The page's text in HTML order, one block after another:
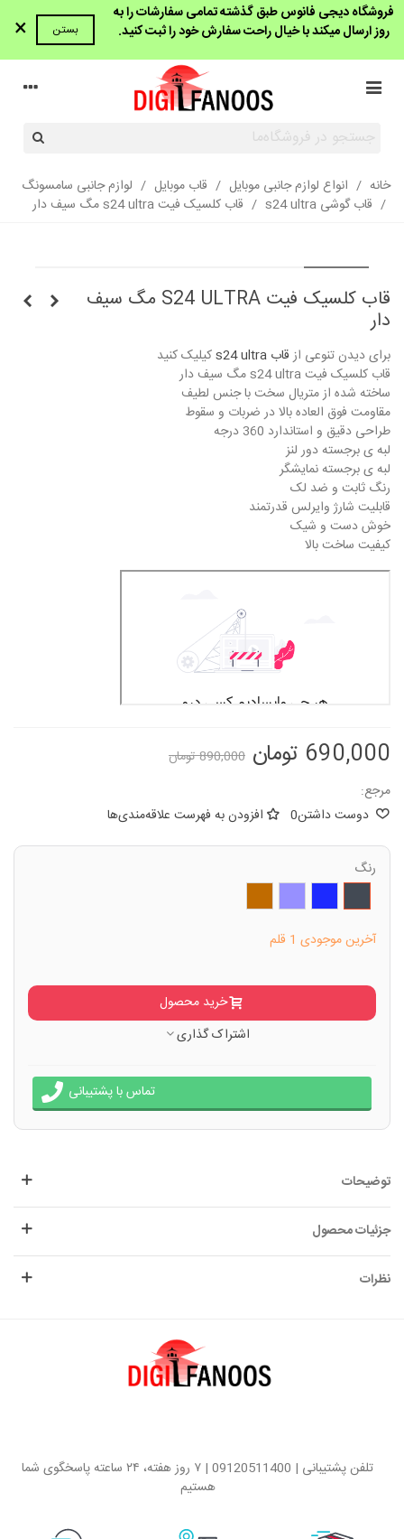
فروشگاه دیجی فانوس طبق گذشته تمامی سفارشات را به
روز ارسال میکند با خیال راحت سفارش خود را ثبت کنید.
بستن ×
خانه / انواع لوازم جانبی موبایل / قاب موبایل / لوازم جانبی سامسونگ
/ قاب گوشی s24 ultra / قاب کلسیک فیت s24 ultra مگ سیف دار
قاب کلسیک فیت S24 ULTRA مگ سیف
دار
برای دیدن تنوعی ازقاب s24 ultra
کیلیک کنید
قاب کلسیک فیت s24 ultra مگ سیف دار
ساخته شده از متریال سخت با جنس لطیف
مقاومت فوق العاده بالا در ضربات و سقوط
طراحی دقیق و استاندارد 360 درجه
لبه ی برجسته دور لنز
لبه ی برجسته نمایشگر
رنگ ثابت و ضد لک
قابلیت شارژ وایرلس قدرتمند
خوش دست و شیک
کیفیت ساخت بالا
690,000 تومان
890,000 تومان
مرجع:
دوست داشتن0 افزودن به فهرست علاقه‌مندی‌ها
رنگ
ای
ای
آخرین موجودی 1 قلم
خرید محصول
اشتراک گذاری
تماس با پشتیبانی
توضیحات
جزئیات محصول
نظرات
تلفن پشتیبانی | 09120511400 | ۷ روز هفته، ۲۴ ساعته پاسخگوی شما
هستیم